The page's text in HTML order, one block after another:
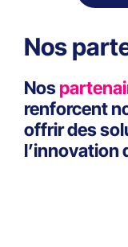
Nos
Nos
renforcent
offrir des
l’innovation